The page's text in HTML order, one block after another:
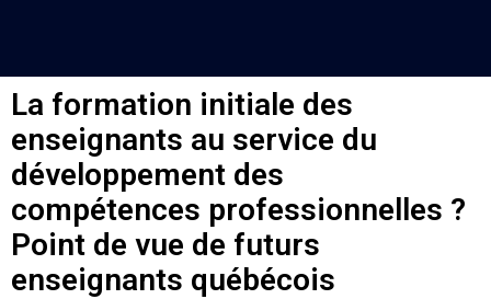
La formation initiale des
enseignants au service du
développement des
compétences professionnelles ?
Point de vue de futurs
enseignants québécois